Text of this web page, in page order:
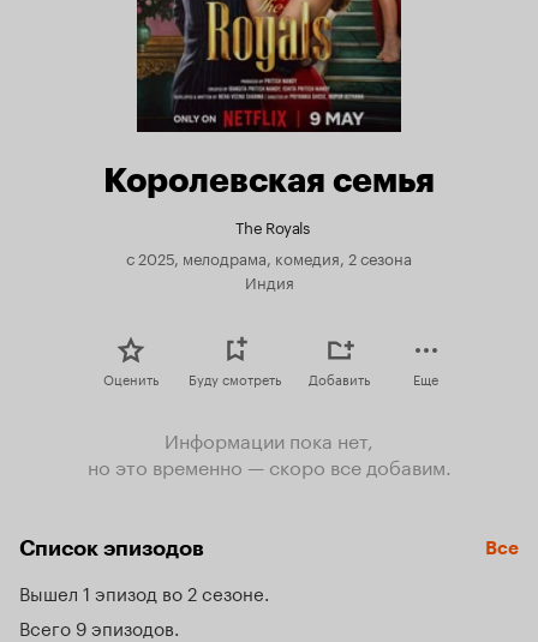
Королевская семья
The Royals
с 2025, мелодрама, комедия, 2 сезона
Индия
Оценить Буду смотреть Добавить Еще
Информации пока нет,
но это временно — скоро все добавим.
Список эпизодов Все
Вышел 1 эпизод во 2 сезоне
Всего 9 эпизодов